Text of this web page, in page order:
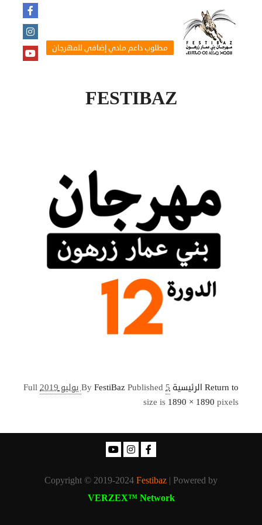
مطلوب داعم مادي إضافي للمهرجان
FESTIBAZ
Return to الرئيسية ByFestiBazPublished 5 يوليو 2019
Full
size is 1890 × 1890 pixels
Copyright © 2019-2024Festibaz | Powered by
VERZEX™ Network